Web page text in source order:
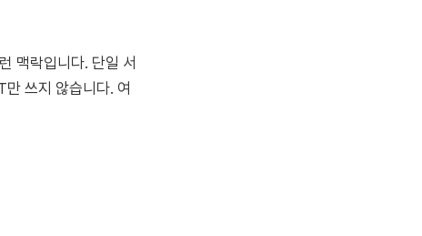
맥락입니다. 단일 서
쓰지 않습니다. 여